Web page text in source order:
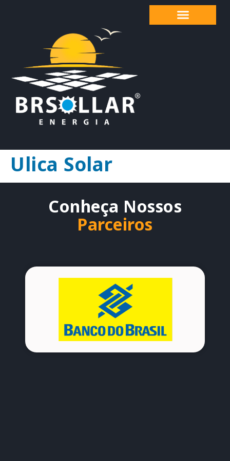
Ulica Solar
Conheça Nossos
Parceiros